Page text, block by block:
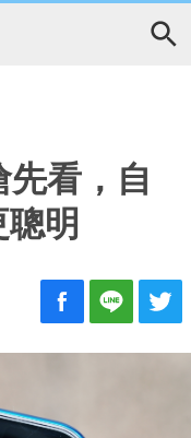
看，自
明